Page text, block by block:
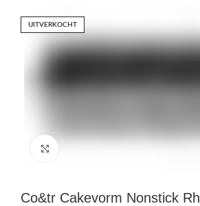
UITVERKOCHT
Co&tr Cakevorm Nonstick Rh